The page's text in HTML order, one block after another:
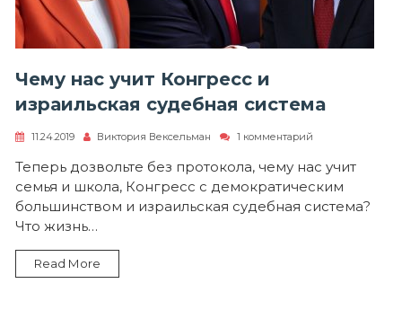
Чему нас учит Конгресс и
израильская судебная система
11.24.2019 Виктория Вексельман 1 комментарий
Чему
нас
учит
Конгресс
Теперь дозвольте без протокола, чему нас учит
семья и школа, Конгресс с демократическим
большинством и израильская судебная система?
Что жизнь…
Read More